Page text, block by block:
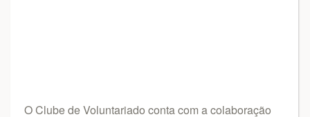
O Clube de Voluntariado conta com a colaboração